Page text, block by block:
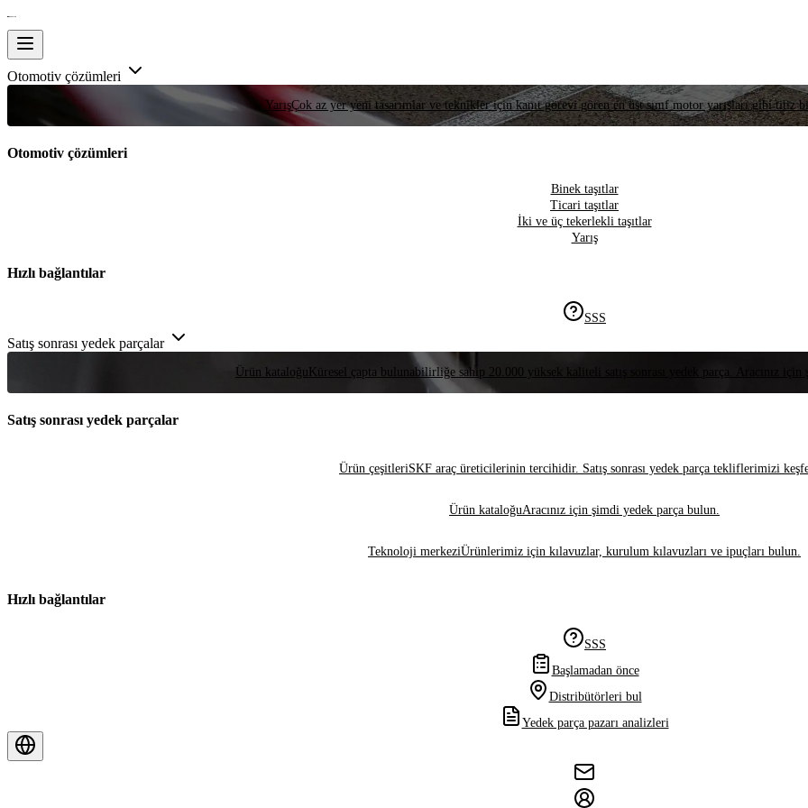
Otomotiv çözümleri
YarışÇok az yer yeni tasarımlar ve teknikler için kanıt görevi gören en üst sınıf motor yarışları gibi titiz
Otomotiv çözümleri
Binek taşıtlar
Ticari taşıtlar
İki ve üç tekerlekli taşıtlar
Yarış
Hızlı bağlantılar
SSS
Satış sonrası yedek parçalar
Ürün kataloğu Küresel çapta bulunabilirliğe sahip 20.000 yüksek kaliteli satış sonrası yedek parça. Aracınız
Satış sonrası yedek parçalar
Ürün çeşitleriSKF araç üreticilerinin tercihidir. Satış sonrası yedek parça tekliflerimizi
Ürün kataloğuAracınız için şimdi yedek parça bulun.
Teknoloji merkeziÜrünlerimiz için kılavuzlar, kurulum kılavuzları ve ipuçları bulun.
Hızlı bağlantılar
SSS
Başlamadan önce
Distribütörleri bul
Yedek parça pazarı analizleri